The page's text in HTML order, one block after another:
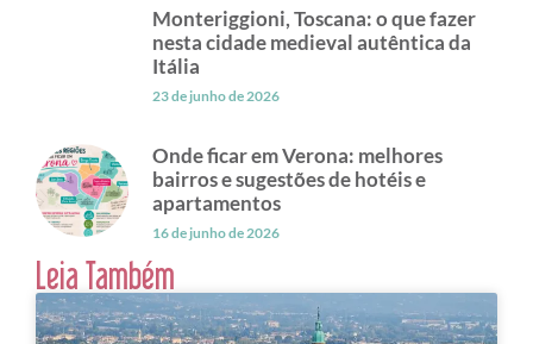
Monteriggioni, Toscana: o que fazer
nesta cidade medieval autêntica da
Itália
23 de junho de 2026
Onde ficar em Verona: melhores
bairros e sugestões de hotéis e
apartamentos
16 de junho de 2026
Leia Também